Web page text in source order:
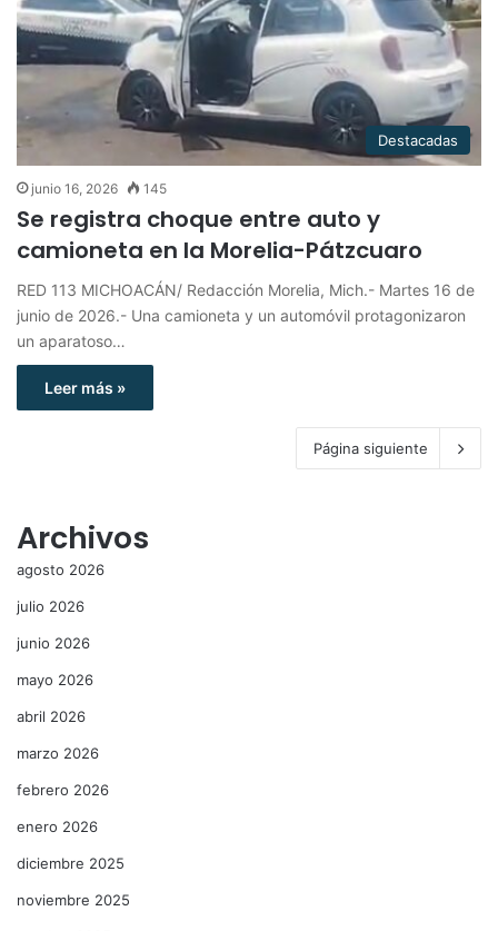
Destacadas
junio 16, 2026 145
Se registra choque entre auto y
camioneta en la Morelia-Pátzcuaro
RED 113 MICHOACÁN/ Redacción Morelia, Mich.- Martes 16 de
junio de 2026.- Una camioneta y un automóvil protagonizaron
un aparatoso…
Leer más »
Página siguiente
Archivos
agosto 2026
julio 2026
junio 2026
mayo 2026
abril 2026
marzo 2026
febrero 2026
enero 2026
diciembre 2025
noviembre 2025